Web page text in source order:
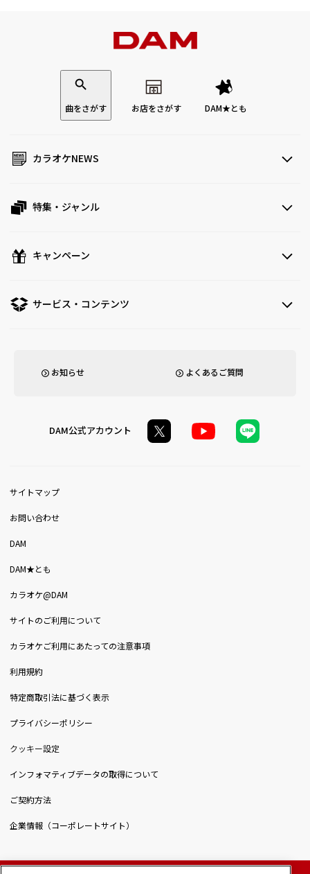
曲をさがす お店をさがす DAM★とも
カラオケNEWS
特集・ジャンル
キャンペーン
サービス・コンテンツ
お知らせ よくあるご質問
DAM公式アカウント
サイトマップ
お問い合わせ
DAM
DAM★とも
カラオケ@DAM
サイトのご利用について
カラオケご利用にあたっての注意事項
利用規約
特定商取引法に基づく表示
プライバシーポリシー
クッキー設定
インフォマティブデータの取得について
ご契約方法
企業情報（コーポレートサイト）